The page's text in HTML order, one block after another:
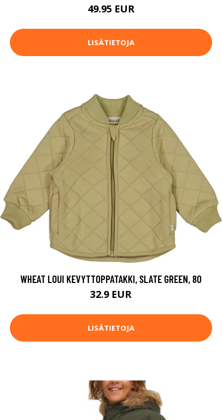
49.95 EUR
LISÄTIETOJA
WHEAT LOUI KEVYTTOPPATAKKI, SLATE GREEN, 80
32.9 EUR
LISÄTIETOJA